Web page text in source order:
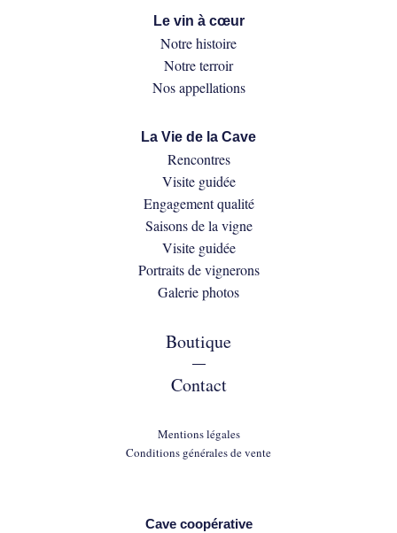
Le vin à cœur
Notre histoire
Notre terroir
Nos appellations
La Vie de la Cave
Rencontres
Visite guidée
Engagement qualité
Saisons de la vigne
Visite guidée
Portraits de vignerons
Galerie photos
Boutique
—
Contact
Mentions légales
Conditions générales de vente
Cave coopérative